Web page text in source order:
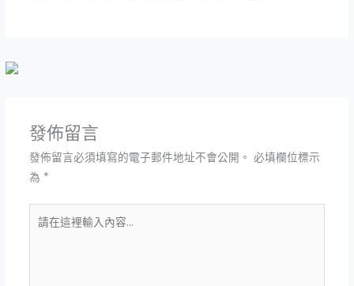
發佈留言
發佈留言必須填寫的電子郵件地址不會公開。 必填欄位標示
為 *
在